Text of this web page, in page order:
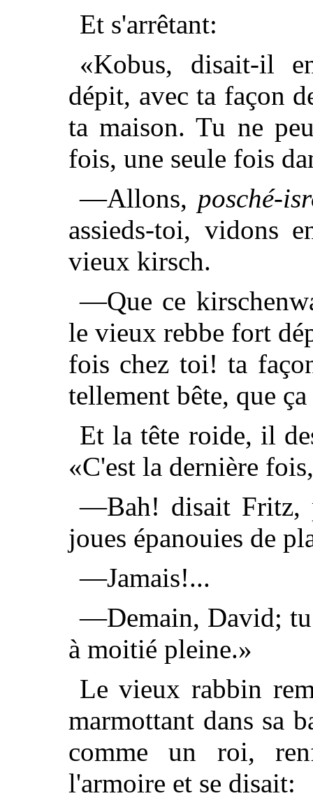
Et s'arrêtant:
«Kobus, disait-il
dépit, avec ta façon
ta maison. Tu ne
fois, une seule fois
—Allons, posché-
assieds-toi, vidons
vieux kirsch.
—Que ce
le vieux rebbe fort
fois chez toi! ta
tellement bête, que
Et la tête roide, il
«C'est la dernière
—Bah! disait Fritz,
joues épanouies de
—Jamais!...
—Demain, David; tu
à moitié pleine.»
Le vieux rabbin
marmottant dans sa
comme un roi,
l'armoire et se disait: